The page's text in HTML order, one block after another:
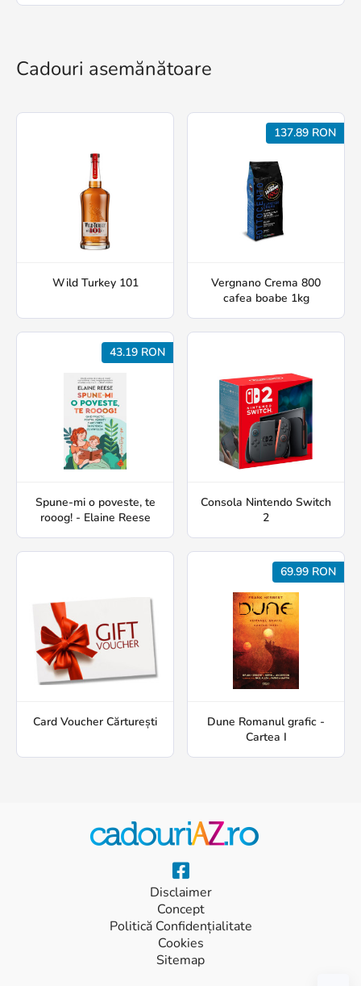
Cadouri asemănătoare
Wild Turkey 101
137.89 RON
Vergnano Crema 800
cafea boabe 1kg
43.19 RON
Spune-mi o poveste, te
rooog! - Elaine Reese
Consola Nintendo Switch
2
Card Voucher Cărturești
69.99 RON
Dune Romanul grafic -
Cartea I
Disclaimer
Concept
Politică Confidențialitate
Cookies
Sitemap